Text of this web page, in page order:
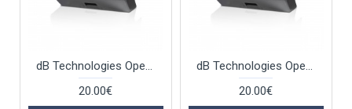
dB Technologies Opera 12
20.00€
dB Technologies Opera 15
20.00€